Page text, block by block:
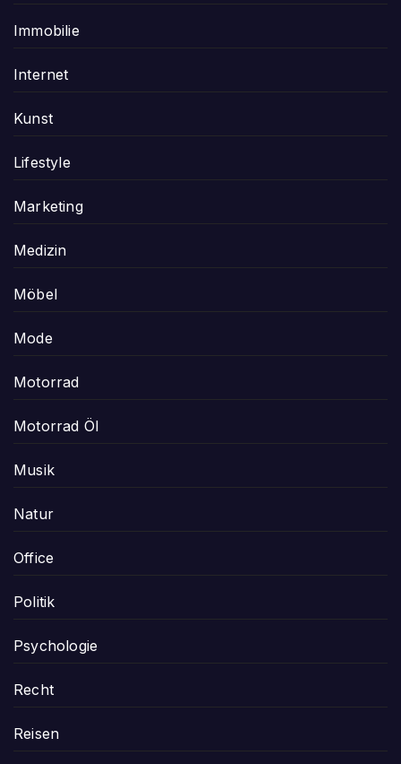
Immobilie
Internet
Kunst
Lifestyle
Marketing
Medizin
Möbel
Mode
Motorrad
Motorrad Öl
Musik
Natur
Office
Politik
Psychologie
Recht
Reisen